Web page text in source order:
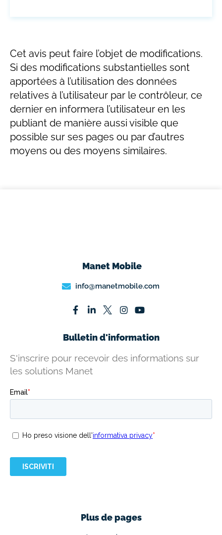
Cet avis peut faire l’objet de modifications.
Si des modifications substantielles sont
apportées à l’utilisation des données
relatives à l’utilisateur par le contrôleur, ce
dernier en informera l’utilisateur en les
publiant de manière aussi visible que
possible sur ses pages ou par d’autres
moyens ou des moyens similaires.
Manet Mobile
info@manetmobile.com
Bulletin d'information
S'inscrire pour recevoir des informations sur
les solutions Manet
Plus de pages